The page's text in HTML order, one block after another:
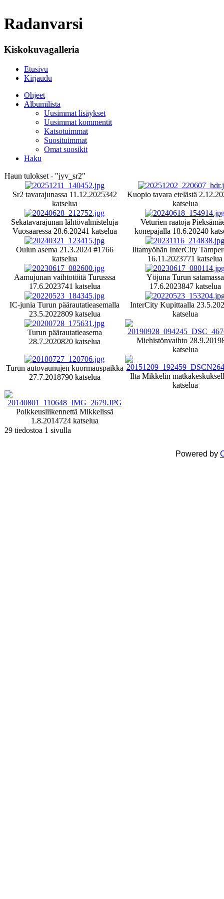
Radanvarsi
Kiskokuvagalleria
Etusivu
Kirjaudu
Ohjeet
Albumilista
Uusimmat lisäykset
Uusimmat kommentit
Katsotuimmat
Suosituimmat
Omat suosikit
Haku
Haun tulokset - "jyv_sr2"
Sr2 tavarajunassa 11.12.2025342
katselua
Kuopio tavara etelästä
katselua
Sekatavarajunan lähtövalmisteluja
Vuosaaressa 28.6.20241 katselua
Veturien raatoja
konepajalla 18.6.20240
Oulun asema 21.3.2024 #1 766
katselua
Iltamyöhän InterCity
16.11.2023771 katselua
Aamujunan vaihtotöitä Turusssa
17.6.2023741 katselua
Yöjuna Turun satamassa
17.6.2023847 katselua
IC-junia Turun päärautatieasemalla
23.5.2022809 katselua
InterCity Kupittaalla
katselua
Turun päärautatieasema
28.7.2020820 katselua Miehistönvaihto 28.9.2019
katselua
Turun autovaunujen kuormauspaikka
27.7.2018790 katselua
Ilta Mikkelin
katselua
Poikkeusliikennettä Mikkelissä
1.8.2014724 katselua
29 tiedostoa 1 sivulla
Powered by